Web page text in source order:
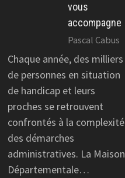
vous
accompagne
Pascal Cabus
Chaque année, des milliers
de personnes en situation
de handicap et leurs
proches se retrouvent
confrontés à la complexité
des démarches
administratives. La Maison
Départementale…